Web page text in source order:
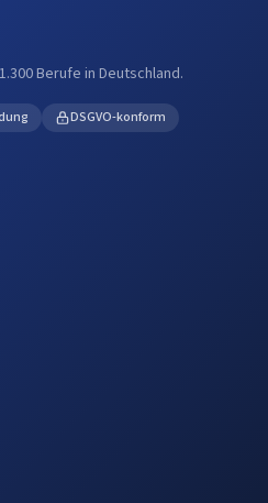
Berufe in Deutschland.
DSGVO-konform